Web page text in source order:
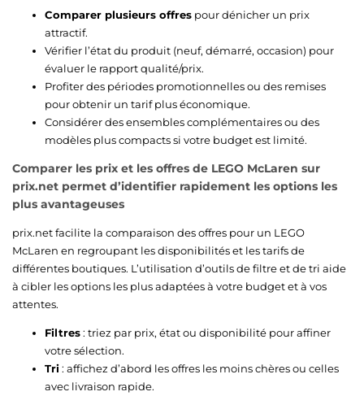
Comparer plusieurs offres pour dénicher un prix
attractif.
Vérifier l’état du produit (neuf, démarré, occasion) pour
évaluer le rapport qualité/prix.
Profiter des périodes promotionnelles ou des remises
pour obtenir un tarif plus économique.
Considérer des ensembles complémentaires ou des
modèles plus compacts si votre budget est limité.
Comparer les prix et les offres de LEGO McLaren sur
prix.net permet d’identifier rapidement les options les
plus avantageuses
prix.net facilite la comparaison des offres pour un LEGO
McLaren en regroupant les disponibilités et les tarifs de
différentes boutiques. L’utilisation d’outils de filtre et de tri aide
à cibler les options les plus adaptées à votre budget et à vos
attentes.
Filtres: triez par prix, état ou disponibilité pour affiner
votre sélection.
Tri: affichez d’abord les offres les moins chères ou celles
avec livraison rapide.